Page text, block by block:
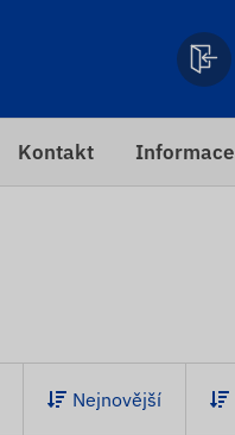
Kontakt Informace
Nejnovější